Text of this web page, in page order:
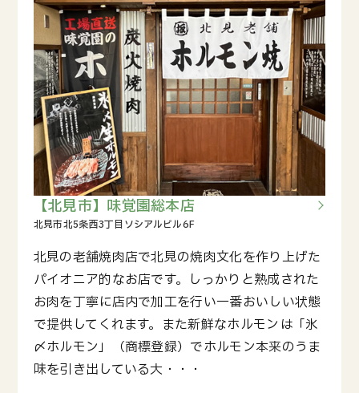
【北見市】味覚園総本店
北見の老舗焼肉店で北見の焼肉文化を作り上げた
パイオニア的なお店です。しっかりと熟成された
お肉を丁寧に店内で加工を行い一番おいしい状態
で提供してくれます。また新鮮なホルモンは「氷
〆ホルモン」（商標登録）でホルモン本来のうま
味を引き出している大・・・